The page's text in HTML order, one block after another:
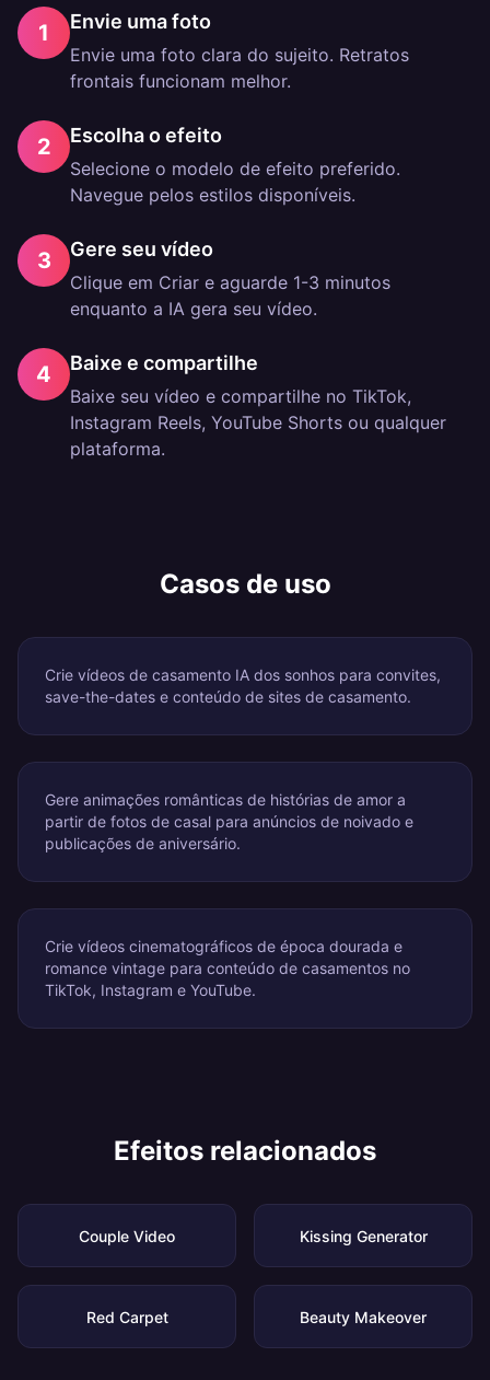
1 Envie uma foto
Envie uma foto clara do sujeito. Retratos
frontais funcionam melhor.
2 Escolha o efeito
Selecione o modelo de efeito preferido.
Navegue pelos estilos disponíveis.
3 Gere seu vídeo
Clique em Criar e aguarde 1-3 minutos
enquanto a IA gera seu vídeo.
4 Baixe e compartilhe
Baixe seu vídeo e compartilhe no TikTok,
Instagram Reels, YouTube Shorts ou qualquer
plataforma.
Casos de uso
Crie vídeos de casamento IA dos sonhos para convites,
save-the-dates e conteúdo de sites de casamento.
Gere animações românticas de histórias de amor a
partir de fotos de casal para anúncios de noivado e
publicações de aniversário.
Crie vídeos cinematográficos de época dourada e
romance vintage para conteúdo de casamentos no
TikTok, Instagram e YouTube.
Efeitos relacionados
Couple Video Kissing Generator
Red Carpet Beauty Makeover